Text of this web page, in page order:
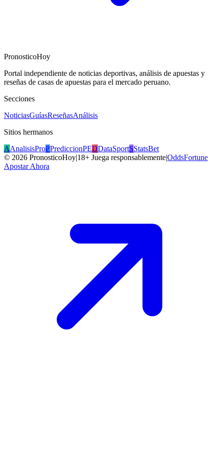
PronosticoHoy
Portal independiente de noticias deportivas, análisis de apuestas y
reseñas de casas de apuestas para el mercado peruano.
Secciones
NoticiasGuíasReseñasAnálisis
Sitios hermanos
AAnalisisProPPrediccionPEDDataSportSStatsBet
© 2026 PronosticoHoy|18+ Juega responsablemente|OddsFortune
Apostar Ahora